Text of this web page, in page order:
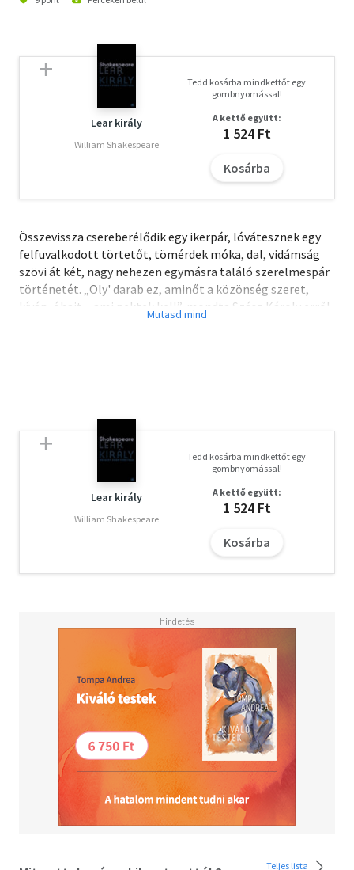
Lear király
William Shakespeare
Tedd kosárba mindkettőt egy
gombnyomással!
A kettő együtt:
1 524 Ft
Kosárba
Összevissza csereberélődik egy ikerpár, lóvátesznek egy
felfuvalkodott törtetőt, tömérdek móka, dal, vidámság
szövi át két, nagy nehezen egymásra találó szerelmespár
történetét. „Oly' darab ez, aminőt a közönség szeret,
kíván, óhajt – ami nektek kell”, mondta Szász Károly erről
Lear király
William Shakespeare
Tedd kosárba mindkettőt egy
gombnyomással!
A kettő együtt:
1 524 Ft
Kosárba
Teljes lista